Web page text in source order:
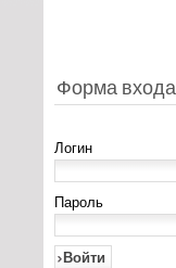
Форма входа
Логин
Пароль